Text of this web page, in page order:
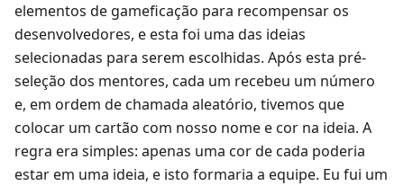
elementos de gameficação para recompensar os
desenvolvedores, e esta foi uma das ideias
selecionadas para serem escolhidas. Após esta pré-
seleção dos mentores, cada um recebeu um número
e, em ordem de chamada aleatório, tivemos que
colocar um cartão com nosso nome e cor na ideia. A
regra era simples: apenas uma cor de cada poderia
estar em uma ideia, e isto formaria a equipe. Eu fui um